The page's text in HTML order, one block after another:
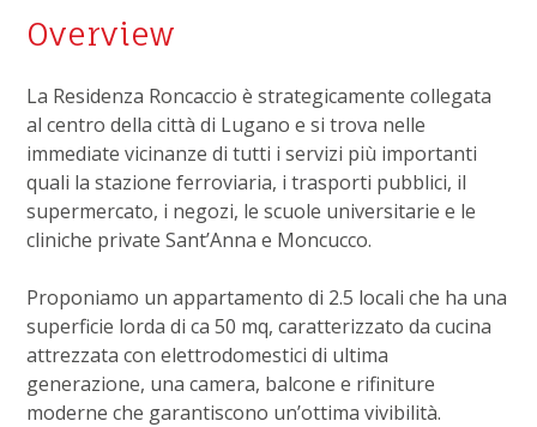
Overview
La Residenza Roncaccio è strategicamente collegata
al centro della città di Lugano e si trova nelle
immediate vicinanze di tutti i servizi più importanti
quali la stazione ferroviaria, i trasporti pubblici, il
supermercato, i negozi, le scuole universitarie e le
cliniche private Sant’Anna e Moncucco.
Proponiamo un appartamento di 2.5 locali che ha una
superficie lorda di ca 50 mq, caratterizzato da cucina
attrezzata con elettrodomestici di ultima
generazione, una camera, balcone e rifiniture
moderne che garantiscono un’ottima vivibilità.